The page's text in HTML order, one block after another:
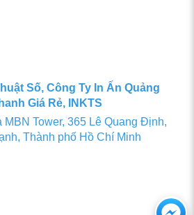
Số, Công Ty In Ấn Quảng
Giá Rẻ, INKTS
MBN Tower, 365 Lê Quang Định,
Thành phố Hồ Chí Minh